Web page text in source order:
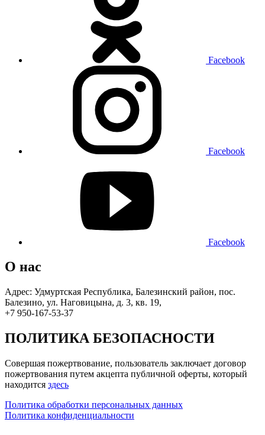
Facebook
Facebook
Facebook
О нас
Адрес: Удмуртская Республика, Балезинский район, пос.
Балезино, ул. Наговицына, д. 3, кв. 19,
+7 950-167-53-37
ПОЛИТИКА БЕЗОПАСНОСТИ
Совершая пожертвование, пользователь заключает договор
пожертвования путем акцепта публичной оферты, который
находится здесь
Политика обработки персональных данных
Политика конфиденциальности